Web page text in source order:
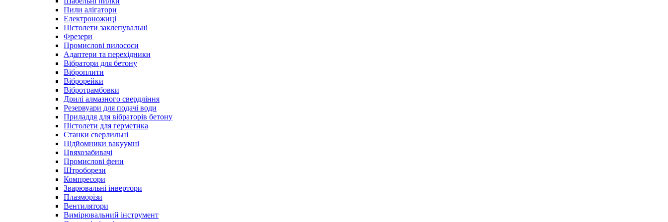
Пили алігатори
Електроножиці
Пістолети заклепувальні
Фрезери
Промислові пилососи
Адаптери та перехідники
Вібратори для бетону
Віброплити
Віброрейки
Вібротрамбовки
Дрилі алмазного свердління
Резервуари для подачі води
Приладдя для вібраторів бетону
Пістолети для герметика
Станки сверлильні
Підйомники вакуумні
Цвяхозабивачі
Промислові фени
Штроборези
Компресори
Зварювальні інвертори
Плазморізи
Вентилятори
Вимірювальний інструмент